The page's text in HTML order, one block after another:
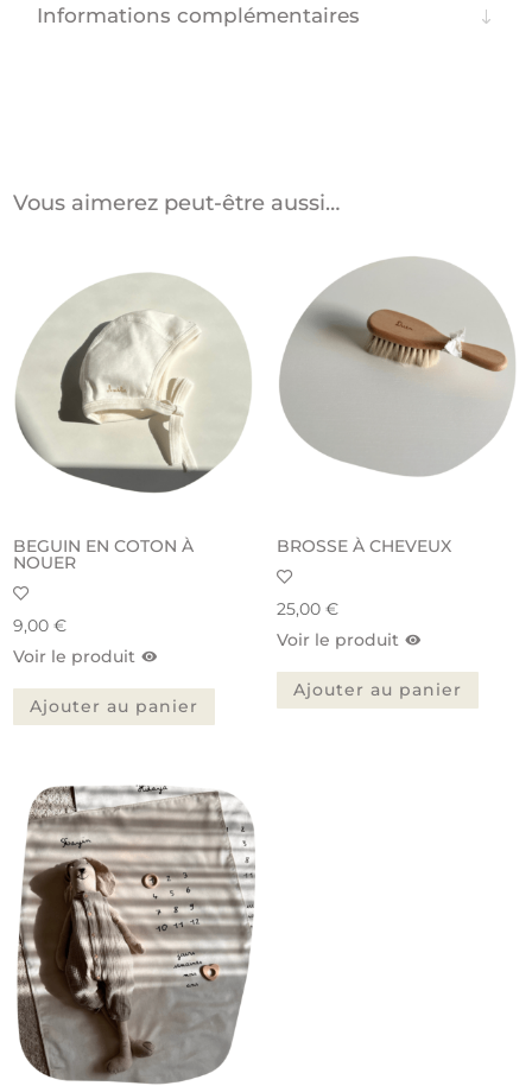
Informations complémentaires
Vous aimerez peut-être aussi…
BEGUIN EN COTON À
NOUER
9,00€
Voir le produit
Ajouter au panier
BROSSE À CHEVEUX
25,00 €
Voir le produit
Ajouter au panier